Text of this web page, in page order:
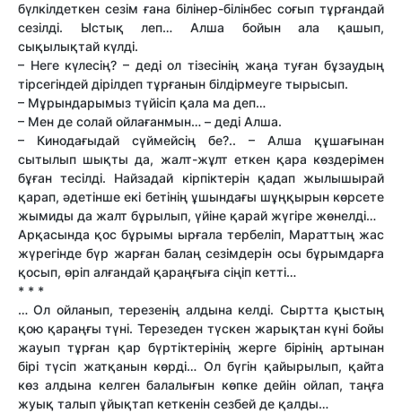
бүлкілдеткен сезім ғана білінер-білінбес соғып тұрғандай
сезілді. Ыстық леп… Алша бойын ала қашып,
сықылықтай күлді.
– Неге күлесің? – деді ол тізесінің жаңа туған бұзаудың
тірсегіндей дірілдеп тұрғанын білдірмеуге тырысып.
– Мұрындарымыз түйісіп қала ма деп…
– Мен де солай ойлағанмын… – деді Алша.
– Кинодағыдай сүймейсің бе?.. – Алша құшағынан
сытылып шықты да, жалт-жұлт еткен қара көздерімен
бұған тесілді. Найзадай кірпіктерін қадап жылышырай
қарап, әдетінше екі бетінің ұшындағы шұңқырын көрсете
жымиды да жалт бұрылып, үйіне қарай жүгіре жөнелді…
Арқасында қос бұрымы ырғала тербеліп, Марат­тың жас
жүрегінде бүр жарған балаң сезімдерін осы бұрымдарға
қосып, өріп алғандай қараңғыға сіңіп кет­ті…
* * *
… Ол ойланып, терезенің алдына келді. Сырт­та қыстың
қою қараңғы түні. Терезеден түскен жарықтан күні бойы
жауып тұрған қар бүртіктерінің жерге бірінің артынан
бірі түсіп жатқанын көрді… Ол бүгін қайырылып, қайта
көз алдына келген балалығын көпке дейін ойлап, таңға
жуық талып ұйықтап кеткенін сезбей де қалды…